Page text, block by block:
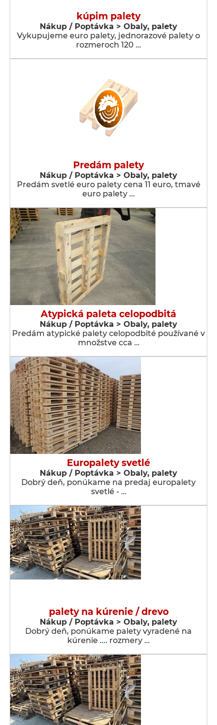
kúpim palety
Nákup / Poptávka > Obaly, palety
Vykupujeme euro palety, jednorazové palety o
rozmeroch 120 …
Predám palety
Nákup / Poptávka > Obaly, palety
Predám svetlé euro palety cena 11 euro, tmavé
euro palety …
Atypická paleta celopodbitá
Nákup / Poptávka > Obaly, palety
Predám atypické palety celopodbité používané v
množstve cca …
Europalety svetlé
Nákup / Poptávka > Obaly, palety
Dobrý deň, ponúkame na predaj europalety
svetlé - …
palety na kúrenie / drevo
Nákup / Poptávka > Obaly, palety
Dobrý deň, ponúkame palety vyradené na
kúrenie .... rozmery …